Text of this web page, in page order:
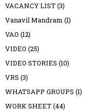
VACANCY LIST(3)
Vanavil Mandram (1)
VAO (12)
VIDEO (25)
VIDEO STORIES (10)
VRS (3)
WHATSAPP GROUPS (1)
WORK SHEET(44)